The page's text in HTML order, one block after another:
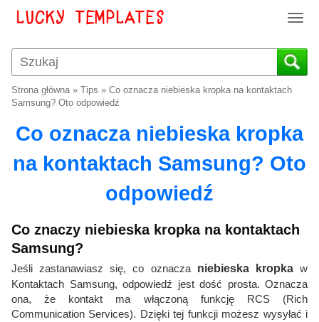
T
g
g
a
v
i
o
Strona główna» Tips » Co oznacza niebieska kropka na kontaktach
Samsung? Oto odpowiedź
Co oznacza niebieska kropka
na kontaktach Samsung? Oto
odpowiedź
Co znaczy niebieska kropka na kontaktach
Samsung?
Jeśli zastanawiasz się, co oznacza niebieska kropkaw
Kontaktach Samsung, odpowiedź jest dość prosta. Oznacza
ona, że kontakt ma włączoną funkcję RCS (Rich
Communication Services). Dzięki tej funkcji możesz wysyłać i